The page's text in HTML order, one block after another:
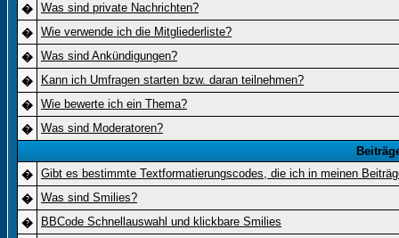
� Was sind private Nachrichten?
� Wie verwende ich die Mitgliederliste?
� Was sind Ankündigungen?
�
Kann ich Umfragen starten bzw. daran teilnehmen?
� Wie bewerte ich ein Thema?
� Was sind Moderatoren?
� Gibt es bestimmte Textformatierungscodes, die ich in meinen
� Was sind Smilies?
�
BBCode Schnellauswahl und klickbare Smilies